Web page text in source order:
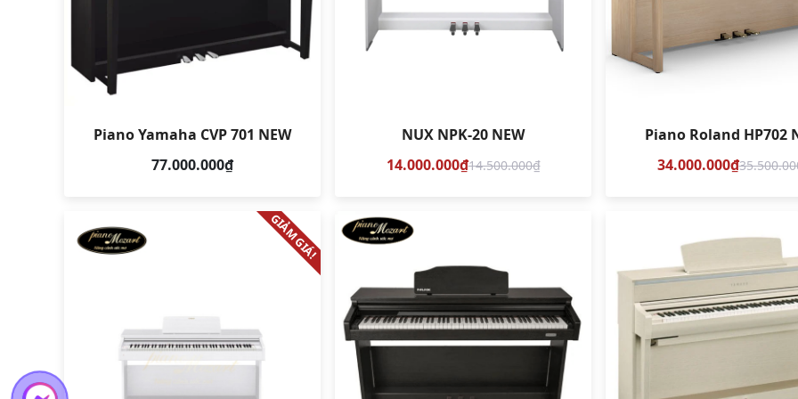
Piano Yamaha CVP 701 NEW
77.000.000₫
So sánh
NUX NPK-20 NEW
14.000.000₫14.500.000₫
Xem demo So sánh
Piano Roland HP702
34.000.000₫
So sánh
GIẢM GIÁ!